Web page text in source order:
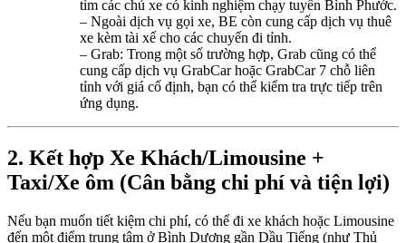
tìm các chủ xe có kinh nghiệm chạy tuyến Bình Phước.
– Ngoài dịch vụ gọi xe, BE còn cung cấp dịch vụ thuê
xe kèm tài xế cho các chuyến đi tỉnh.
– Grab: Trong một số trường hợp, Grab cũng có thể
cung cấp dịch vụ GrabCar hoặc GrabCar 7 chỗ liên
tỉnh với giá cố định, bạn có thể kiểm tra trực tiếp trên
ứng dụng.
2. Kết hợp Xe Khách/Limousine +
Taxi/Xe ôm (Cân bằng chi phí và tiện lợi)
Nếu bạn muốn tiết kiệm chi phí, có thể đi xe khách hoặc Limousine
đến một điểm trung tâm ở Bình Dương gần Dầu Tiếng (như Thủ